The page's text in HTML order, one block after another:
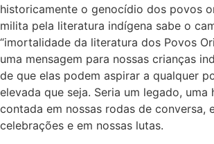
historicamente o genocídio dos povos
milita pela literatura indígena sabe o
“imortalidade da literatura dos Povos
uma mensagem para nossas crianças
de que elas podem aspirar a qualquer
elevada que seja. Seria um legado, uma
contada em nossas rodas de conversa,
celebrações e em nossas lutas.